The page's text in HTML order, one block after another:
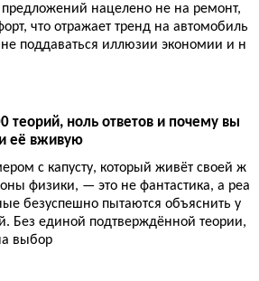
нацелено не на ремонт,
что отражает тренд на автомобиль
поддаваться иллюзии экономии и н
теорий, ноль ответов и почему вы
её вживую
с капусту, который живёт своей ж
физики, — это не фантастика, а реа
безуспешно пытаются объяснить у
Без единой подтверждённой теории,
выбор